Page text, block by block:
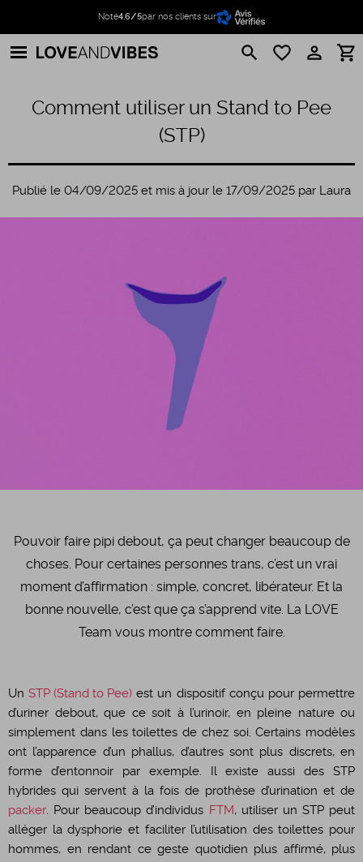
Noté4.6/5par nos clients sur
search favorite_border perm_identity shopping_cart
Comment utiliser un Stand to Pee
(STP)
Publié le 04/09/2025 et mis à jour le 17/09/2025 par Laura
Pouvoir faire pipi debout, ça peut changer beaucoup de
choses. Pour certaines personnes trans, c’est un vrai
moment d’affirmation : simple, concret, libérateur. Et la
bonne nouvelle, c’est que ça s’apprend vite. La LOVE
Team vous montre comment faire.
UnSTP (Stand to Pee) est un dispositif conçu pour permettre
d’uriner debout, que ce soit à l’urinoir, en pleine nature ou
simplement dans les toilettes de chez soi. Certains modèles
ont l’apparence d’un phallus, d’autres sont plus discrets, en
forme d’entonnoir par exemple. Il existe aussi des STP
hybrides qui servent à la fois de prothèse d’urination et de
packer. Pour beaucoup d’individus FTM , utiliser un STP peut
alléger la dysphorie et faciliter l’utilisation des toilettes pour
hommes, en rendant ce geste quotidien plus affirmé, plus